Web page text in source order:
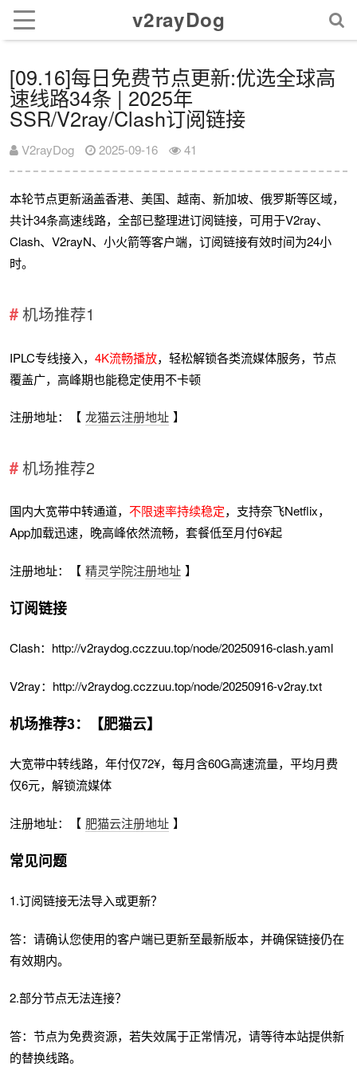
v2rayDog
[09.16]每日免费节点更新:优选全球高
速线路34条 | 2025年
SSR/V2ray/Clash订阅链接
V2rayDog 2025-09-16 41
本轮节点更新涵盖香港、美国、越南、新加坡、俄罗斯等区域，
共计34条高速线路，全部已整理进订阅链接，可用于V2ray、
Clash、V2rayN、小火箭等客户端，订阅链接有效时间为24小
时。
机场推荐1
IPLC专线接入，4K流畅播放，轻松解锁各类流媒体服务，节点
覆盖广，高峰期也能稳定使用不卡顿
注册地址：【 龙猫云注册地址 】
机场推荐2
国内大宽带中转通道，不限速率持续稳定，支持奈飞Netflix，
App加载迅速，晚高峰依然流畅，套餐低至月付6¥起
注册地址：【 精灵学院注册地址 】
订阅链接
Clash：http://v2raydog.cczzuu.top/node/20250916-clash.yaml
V2ray：http://v2raydog.cczzuu.top/node/20250916-v2ray.txt
机场推荐3：【肥猫云】
大宽带中转线路，年付仅72¥，每月含60G高速流量，平均月费
仅6元，解锁流媒体
注册地址：【 肥猫云注册地址 】
常见问题
1.订阅链接无法导入或更新？
答：请确认您使用的客户端已更新至最新版本，并确保链接仍在
有效期内。
2.部分节点无法连接？
答：节点为免费资源，若失效属于正常情况，请等待本站提供新
的替换线路。